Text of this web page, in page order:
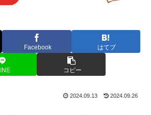
Facebook はてブ
コピー
2024.09.13 2024.09.26